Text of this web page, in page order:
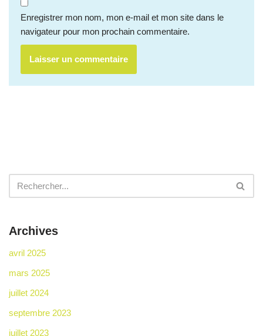
Enregistrer mon nom, mon e-mail et mon site dans le
navigateur pour mon prochain commentaire.
Archives
avril 2025
mars 2025
juillet 2024
septembre 2023
juillet 2023